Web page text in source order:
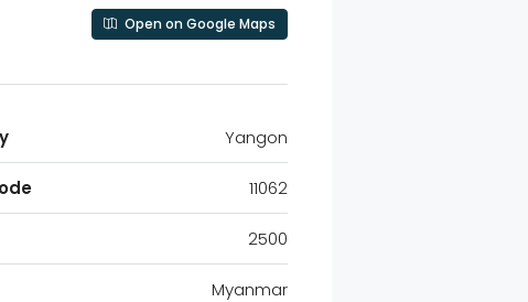
Open on Google Maps
Yangon
11062
2500
Myanmar